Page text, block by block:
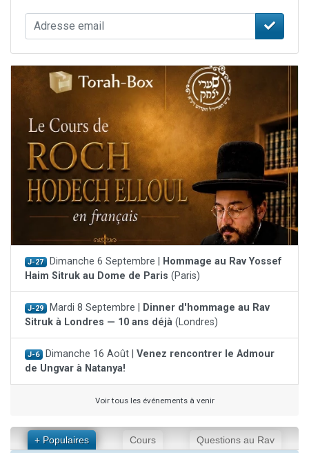
J-27 Dimanche 6 Septembre |
Hommage au Rav Yossef
Haim Sitruk au Dome de Paris (Paris)
J-29 Mardi 8 Septembre |
Dinner d'hommage au Rav
Sitruk à Londres — 10 ans déjà (Londres)
J-6 Dimanche 16 Août | Venez rencontrer le Admour
de Ungvar à Natanya!
Voir tous les événements à venir
+ Populaires Cours Questions au Rav